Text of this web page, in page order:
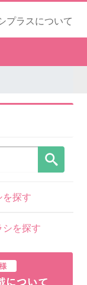
プラスについて
を探す
シを探す